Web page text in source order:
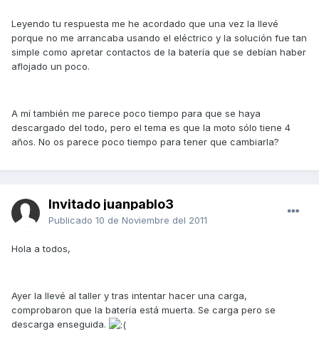
Leyendo tu respuesta me he acordado que una vez la llevé
porque no me arrancaba usando el eléctrico y la solución fue tan
simple como apretar contactos de la batería que se debían haber
aflojado un poco.
A mí también me parece poco tiempo para que se haya
descargado del todo, pero el tema es que la moto sólo tiene 4
años. No os parece poco tiempo para tener que cambiarla?
Invitado juanpablo3
Publicado 10 de Noviembre del 2011
Hola a todos,
Ayer la llevé al taller y tras intentar hacer una carga,
comprobaron que la batería está muerta. Se carga pero se
descarga enseguida.